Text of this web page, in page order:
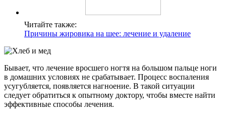
Читайте также:
Причины жировика на шее: лечение и удаление
Бывает, что лечение вросшего ногтя на большом пальце ноги
в домашних условиях не срабатывает. Процесс воспаления
усугубляется, появляется нагноение. В такой ситуации
следует обратиться к опытному доктору, чтобы вместе найти
эффективные способы лечения.